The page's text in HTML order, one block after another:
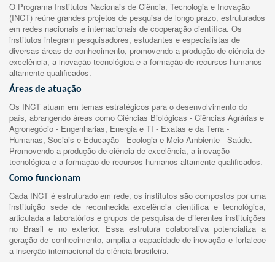
O Programa Institutos Nacionais de Ciência, Tecnologia e Inovação
(INCT) reúne grandes projetos de pesquisa de longo prazo, estruturados
em redes nacionais e internacionais de cooperação científica. Os
institutos integram pesquisadores, estudantes e especialistas de
diversas áreas de conhecimento, promovendo a produção de ciência de
excelência, a inovação tecnológica e a formação de recursos humanos
altamente qualificados.
Áreas de atuação
Os INCT atuam em temas estratégicos para o desenvolvimento do
país, abrangendo áreas como Ciências Biológicas - Ciências Agrárias e
Agronegócio - Engenharias, Energia e TI - Exatas e da Terra -
Humanas, Sociais e Educação - Ecologia e Meio Ambiente - Saúde.
Promovendo a produção de ciência de excelência, a inovação
tecnológica e a formação de recursos humanos altamente qualificados.
Como funcionam
Cada INCT é estruturado em rede, os institutos são compostos por uma
instituição sede de reconhecida excelência científica e tecnológica,
articulada a laboratórios e grupos de pesquisa de diferentes instituições
no Brasil e no exterior. Essa estrutura colaborativa potencializa a
geração de conhecimento, amplia a capacidade de inovação e fortalece
a inserção internacional da ciência brasileira.